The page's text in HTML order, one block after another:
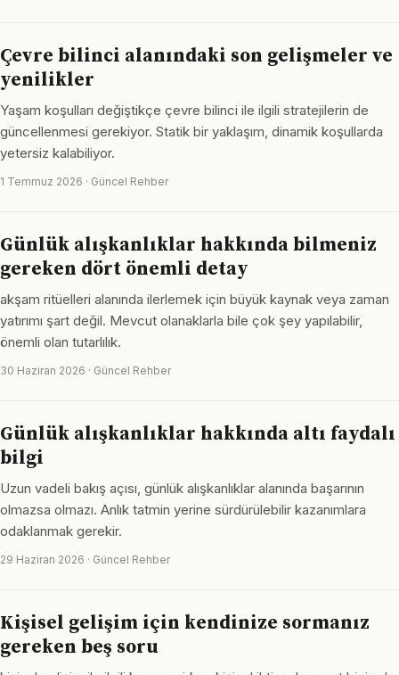
Çevre bilinci alanındaki son gelişmeler ve
yenilikler
Yaşam koşulları değiştikçe çevre bilinci ile ilgili stratejilerin de
güncellenmesi gerekiyor. Statik bir yaklaşım, dinamik koşullarda
yetersiz kalabiliyor.
1 Temmuz 2026 · Güncel Rehber
Günlük alışkanlıklar hakkında bilmeniz
gereken dört önemli detay
akşam ritüelleri alanında ilerlemek için büyük kaynak veya zaman
yatırımı şart değil. Mevcut olanaklarla bile çok şey yapılabilir,
önemli olan tutarlılık.
30 Haziran 2026 · Güncel Rehber
Günlük alışkanlıklar hakkında altı faydalı
bilgi
Uzun vadeli bakış açısı, günlük alışkanlıklar alanında başarının
olmazsa olmazı. Anlık tatmin yerine sürdürülebilir kazanımlara
odaklanmak gerekir.
29 Haziran 2026 · Güncel Rehber
Kişisel gelişim için kendinize sormanız
gereken beş soru